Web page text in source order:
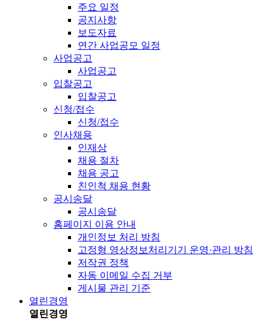
주요 일정
공지사항
보도자료
연간 사업공모 일정
사업공고
사업공고
입찰공고
입찰공고
신청/접수
신청/접수
인사채용
인재상
채용 절차
채용 공고
친인척 채용 현황
공시송달
공시송달
홈페이지 이용 안내
개인정보 처리 방침
고정형 영상정보처리기기 운영·관리 방침
저작권 정책
자동 이메일 수집 거부
게시물 관리 기준
열린경영
열린경영